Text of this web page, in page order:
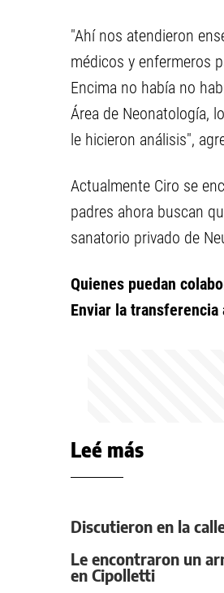
"Ahí nos atendieron
médicos y enfermeros
Encima no había no
Área de Neonatología,
le hicieron análisis",
Actualmente Ciro se
padres ahora buscan
sanatorio privado de
Quienes puedan
Enviar la transferencia
Leé más
Discutieron en la
Le encontraron un
en Cipolletti